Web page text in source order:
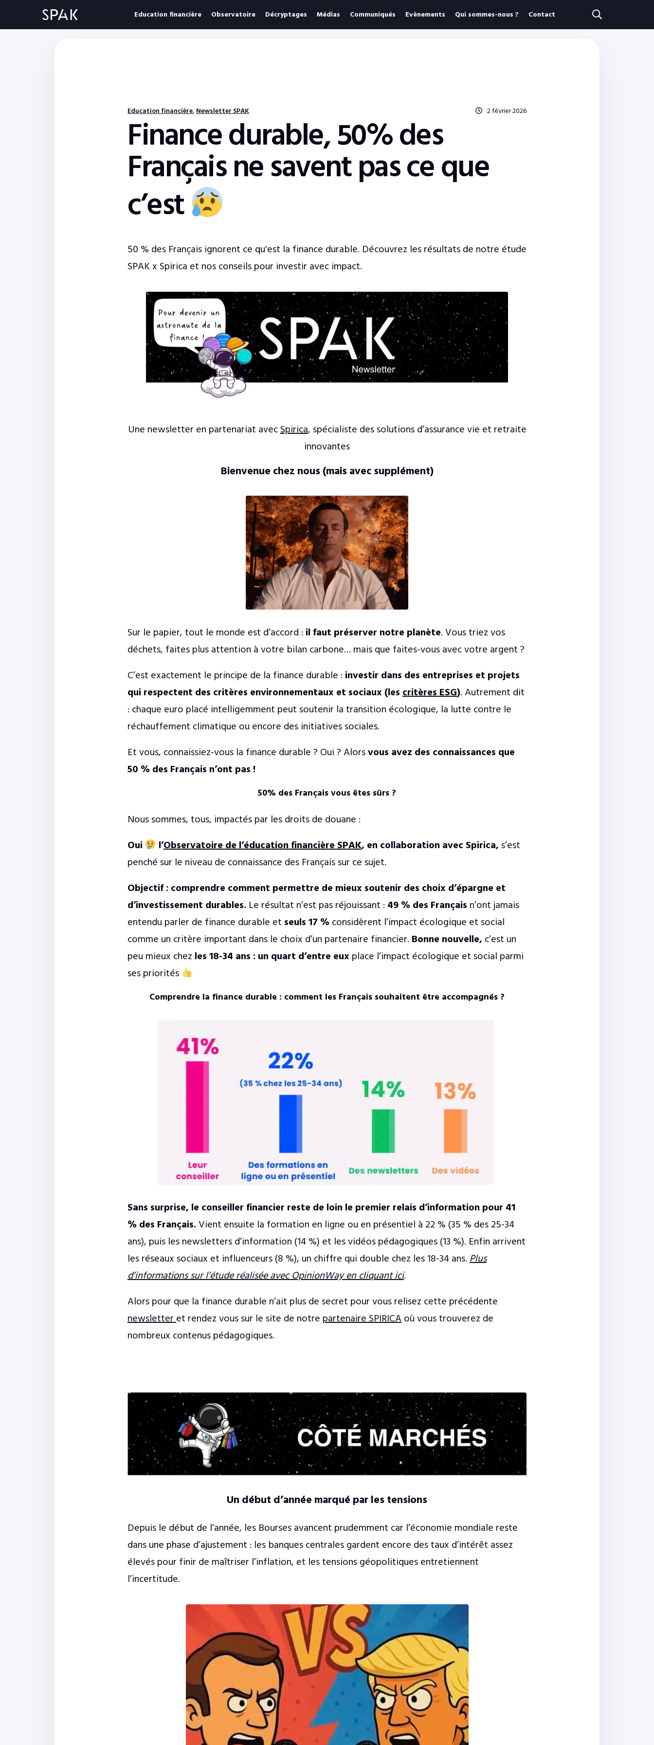
Education financière Observatoire Décryptages Médias Communiqués Evènements Qui sommes-nous ? Contact
Education financière,Newsletter SPAK 2 février 2026
Finance durable, 50% des
Français ne savent pas ce que
c’est
50 % des Français ignorent ce qu'est la finance durable. Découvrez les résultats de notre étude
SPAK x Spirica et nos conseils pour investir avec impact.
Une newsletter en partenariat avecSpirica, spécialiste des solutions d’assurance vie et retraite
innovantes
Bienvenue chez nous (mais avec supplément)
Sur le papier, tout le monde est d’accord :il faut préserver notre planète. Vous triez vos
déchets, faites plus attention à votre bilan carbone… mais que faites-vous avec votre argent ?
C’est exactement le principe de la finance durable :investir dans des entreprises et projets
qui respectent des critères environnementaux et sociaux (lescritères ESG). Autrement dit
: chaque euro placé intelligemment peut soutenir la transition écologique, la lutte contre le
réchauffement climatique ou encore des initiatives sociales.
Et vous, connaissiez-vous la finance durable ? Oui ? Alorsvous avez des connaissances que
50 % des Français n’ont pas !
50% des Français vous êtes sûrs ?
Nous sommes, tous, impactés par les droits de douane :
Oui
l’Observatoire de l’éducation financière SPAK, en collaboration avec Spirica,s’est
penché sur le niveau de connaissance des Français sur ce sujet.
Objectif : comprendre comment permettre de mieux soutenir des choix d’épargne et
d’investissement durables. Le résultat n’est pas réjouissant :49 % des Françaisn’ont jamais
entendu parler de finance durable etseuls 17 %considèrent l’impact écologique et social
comme un critère important dans le choix d’un partenaire financier.Bonne nouvelle,c’est un
peu mieux chezles 18-34 ans : un quart d’entre euxplace l’impact écologique et social parmi
ses priorités
Comprendre la finance durable : comment les Français souhaitent être accompagnés ?
Sans surprise, le conseiller financier reste de loin le premier relais d’information pour 41
% des Français.Vient ensuite la formation en ligne ou en présentiel à 22 % (35 % des 25-34
ans), puis les newsletters d’information (14 %) et les vidéos pédagogiques (13 %). Enfin arrivent
les réseaux sociaux et influenceurs (8 %), un chiffre qui double chez les 18-34 ans.Plus
d’informations sur l’étude réalisée avec OpinionWay en cliquant ici.
Alors pour que la finance durable n’ait plus de secret pour vous relisez cette précédente
newsletteret rendez vous sur le site de notrepartenaire SPIRICAoù vous trouverez de
nombreux contenus pédagogiques.
Un début d’année marqué par les tensions
Depuis le début de l’année, les Bourses avancent prudemment car l’économie mondiale reste
dans une phase d’ajustement : les banques centrales gardent encore des taux d’intérêt assez
élevés pour finir de maîtriser l’inflation, et les tensions géopolitiques entretiennent
l’incertitude.